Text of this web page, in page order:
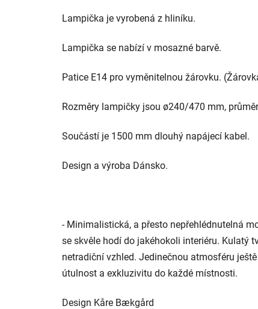
Lampička je vyrobená z hliníku.
Lampička se nabízí v mosazné barvě.
Patice E14 pro vyměnitelnou žárovku.
Rozměry lampičky jsou ø240/470 mm,
Součástí je 1500 mm dlouhý napájecí kabel.
Design a výroba Dánsko.
- Minimalistická, a přesto nepřehlédnutelná
se skvěle hodí do jakéhokoli interiéru. Kulatý
netradiční vzhled. Jedinečnou atmosféru
útulnost a exkluzivitu do každé místnosti.
Design Kåre Bækgård